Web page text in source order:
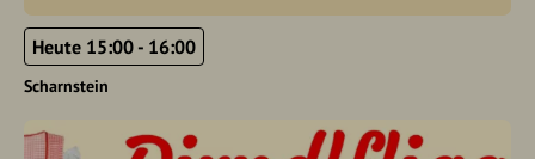
Heute 15:00 - 16:00
Scharnstein